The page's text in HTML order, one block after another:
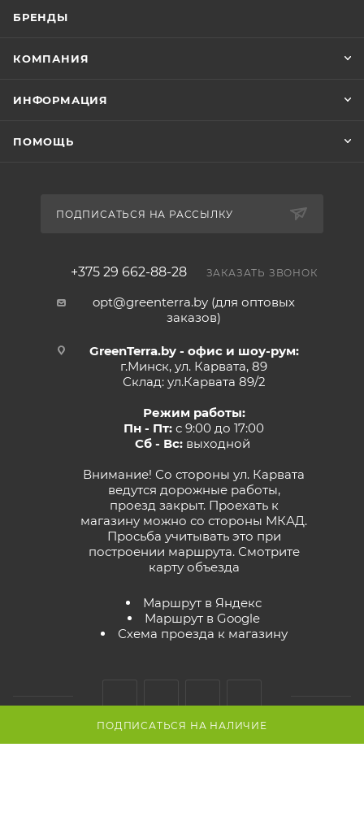
ПОДПИСАТЬСЯ НА НАЛИЧИЕ
БРЕНДЫ
КОМПАНИЯ
ИНФОРМАЦИЯ
ПОМОЩЬ
ПОДПИСАТЬСЯ НА РАССЫЛКУ
+375 29 662-88-28 ЗАКАЗАТЬ ЗВОНОК
opt@greenterra.by (для оптовых
заказов)
GreenTerra.by - офис и шоу-рум:
г.Минск, ул. Карвата, 89
Склад: ул.Карвата 89/2
Режим работы:
Пн - Пт: с 9:00 до 17:00
Сб - Вс:выходной
Внимание! Со стороны ул. Карвата
ведутся дорожные работы,
проезд закрыт. Проехать к
магазину можно со стороны МКАД.
Просьба учитывать это при
построении маршрута. Смотрите
карту объезда
Маршрут в Яндекс
Маршрут в Google
Схема проезда к магазину